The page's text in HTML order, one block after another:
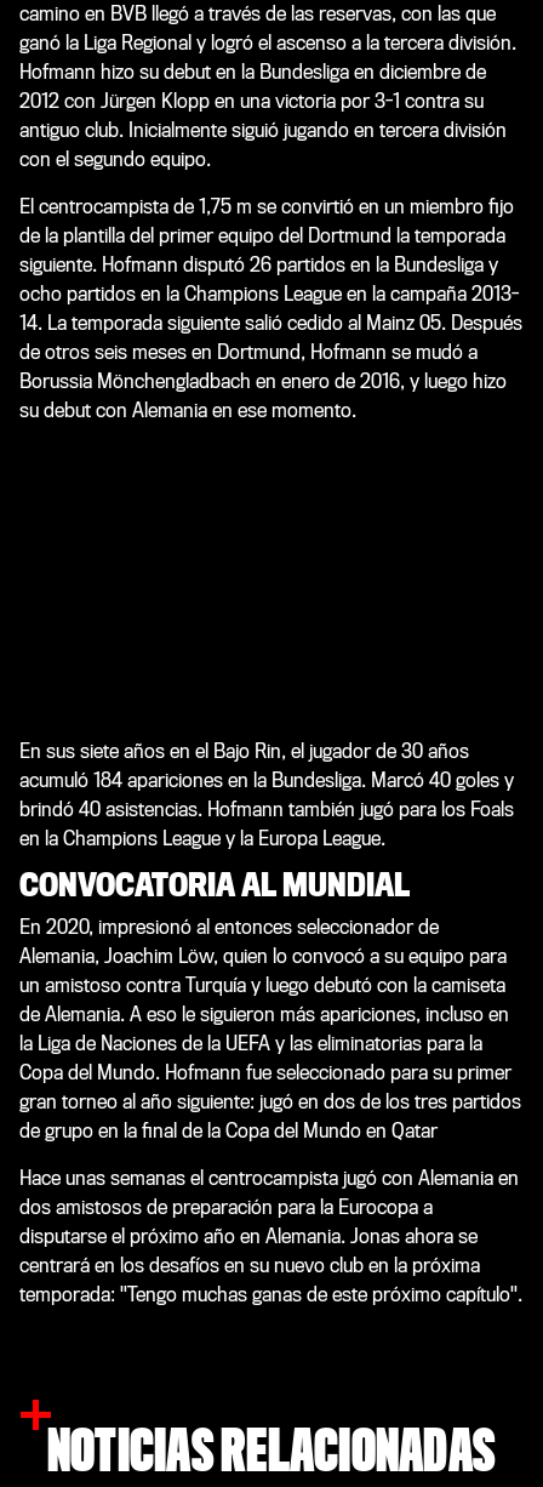
camino en BVB llegó a través de las reservas, con las que
ganó la Liga Regional y logró el ascenso a la tercera división.
Hofmann hizo su debut en la Bundesliga en diciembre de
2012 con Jürgen Klopp en una victoria por 3-1 contra su
antiguo club. Inicialmente siguió jugando en tercera división
con el segundo equipo.
El centrocampista de 1,75 m se convirtió en un miembro fijo
de la plantilla del primer equipo del Dortmund la temporada
siguiente. Hofmann disputó 26 partidos en la Bundesliga y
ocho partidos en la Champions League en la campaña 2013-
14. La temporada siguiente salió cedido al Mainz 05. Después
de otros seis meses en Dortmund, Hofmann se mudó a
Borussia Mönchengladbach en enero de 2016, y luego hizo
su debut con Alemania en ese momento.
En sus siete años en el Bajo Rin, el jugador de 30 años
acumuló 184 apariciones en la Bundesliga. Marcó 40 goles y
brindó 40 asistencias. Hofmann también jugó para los Foals
en la Champions League y la Europa League.
CONVOCATORIA AL MUNDIAL
En 2020, impresionó al entonces seleccionador de
Alemania, Joachim Löw, quien lo convocó a su equipo para
un amistoso contra Turquía y luego debutó con la camiseta
de Alemania. A eso le siguieron más apariciones, incluso en
la Liga de Naciones de la UEFA y las eliminatorias para la
Copa del Mundo. Hofmann fue seleccionado para su primer
gran torneo al año siguiente: jugó en dos de los tres partidos
de grupo en la final de la Copa del Mundo en Qatar
Hace unas semanas el centrocampista jugó con Alemania en
dos amistosos de preparación para la Eurocopa a
disputarse el próximo año en Alemania. Jonas ahora se
centrará en los desafíos en su nuevo club en la próxima
temporada: "Tengo muchas ganas de este próximo capítulo".
NOTICIAS RELACIONADAS